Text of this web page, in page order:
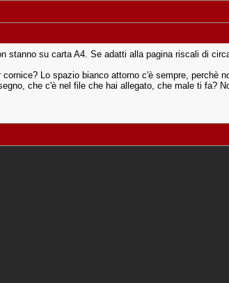
stanno su carta A4. Se adatti alla pagina riscali di
Lo spazio bianco attorno c'è sempre,
che c'è nel file che hai allegato, che male ti fa?